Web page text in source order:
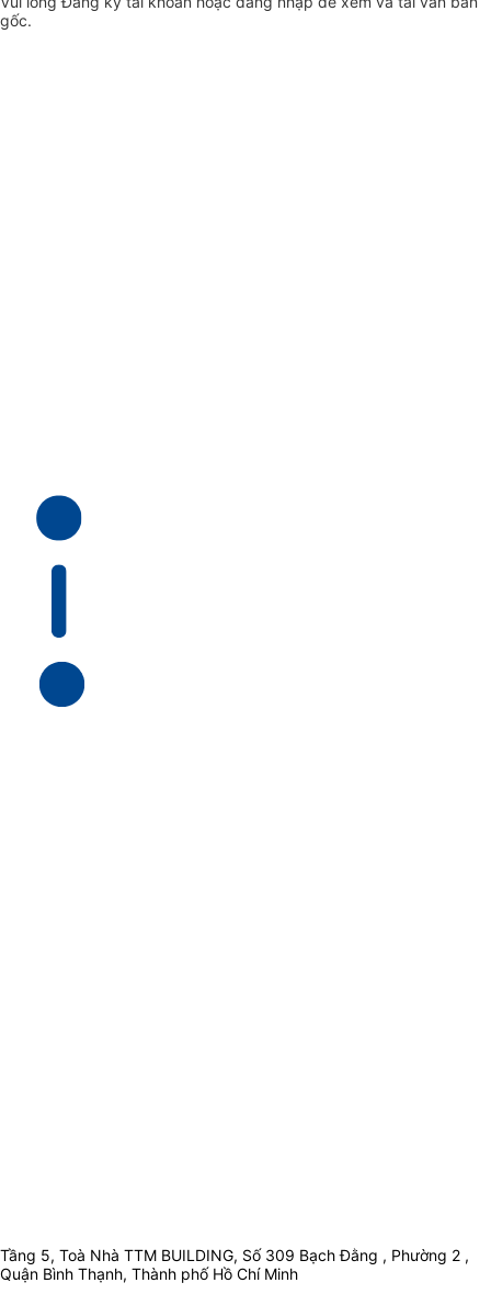
gốc.
Tầng 5, Toà Nhà TTM BUILDING, Số 309 Bạch Đằng , Phường 2 ,
Quận Bình Thạnh, Thành phố Hồ Chí Minh